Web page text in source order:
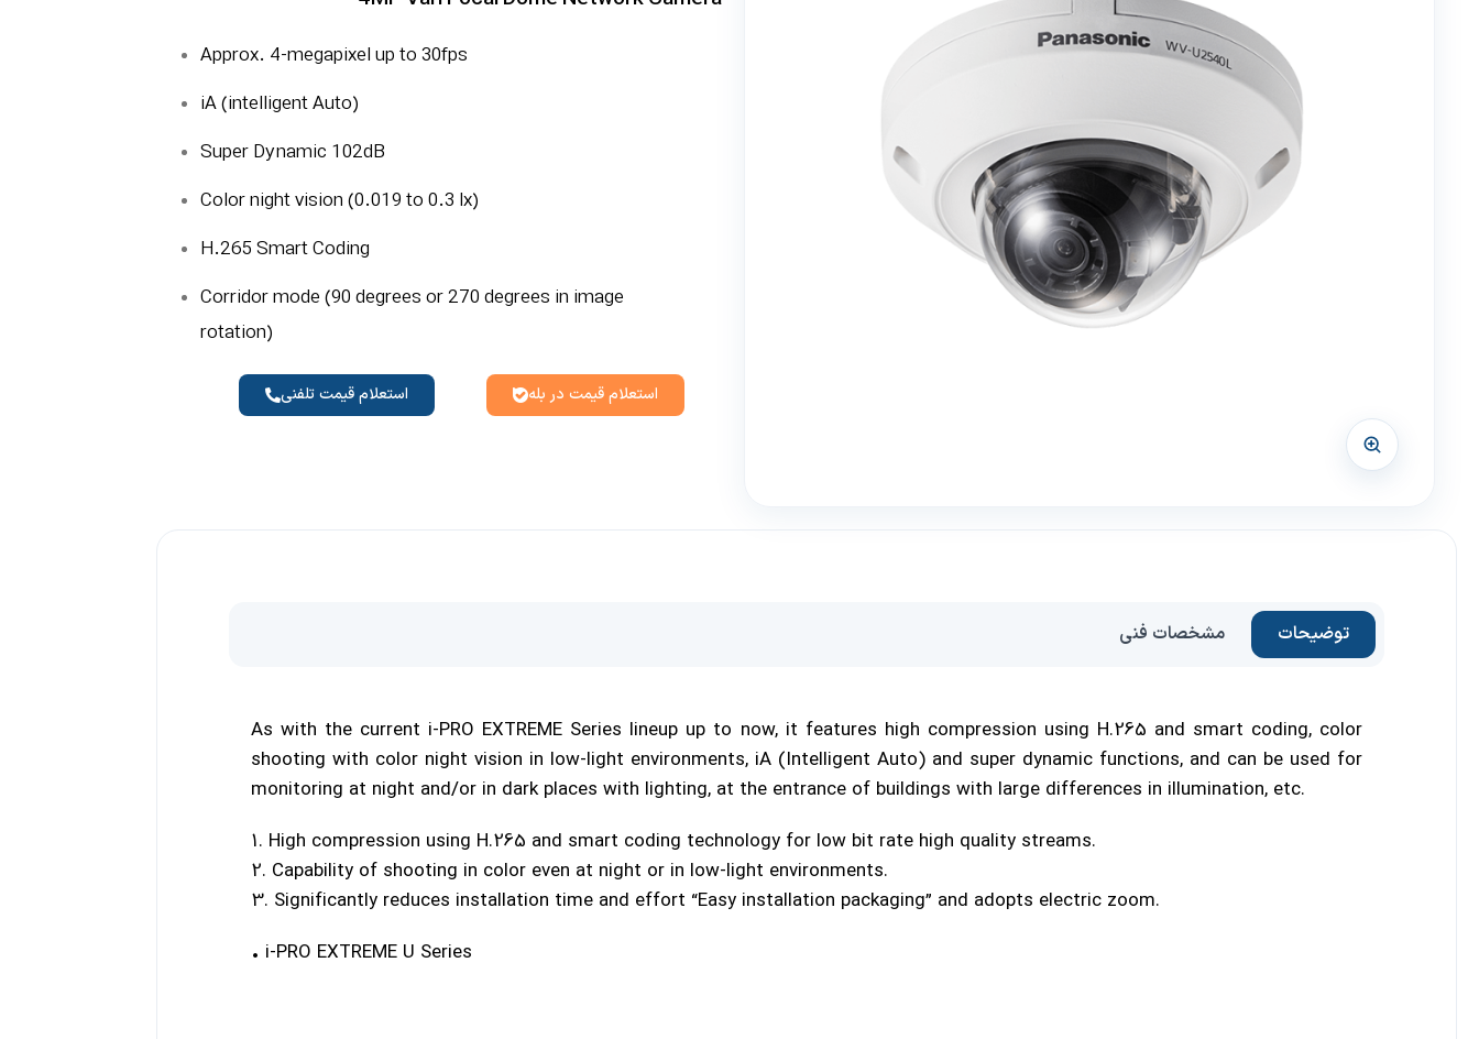
Approx. 4-megapixel up to 30fps
iA (intelligent Auto)
Super Dynamic 102dB
Color night vision (0.019 to 0.3 lx)
H.265 Smart Coding
Corridor mode (90 degrees or 270 degrees in image
rotation)
استعلام قیمت در بله استعلام قیمت تلفنی
توضیحات مشخصات فنی
As with the current i-PRO EXTREME Series lineup up to now, it features high compression using H.265 and smart coding, color
shooting with color night vision in low-light environments, iA (Intelligent Auto) and super dynamic functions, and can be used for
monitoring at night and/or in dark places with lighting, at the entrance of buildings with large differences in illumination, etc.
1. High compression using H.265 and smart coding technology for low bit rate high quality streams.
2. Capability of shooting in color even at night or in low-light environments.
3. Significantly reduces installation time and effort “Easy installation packaging” and adopts electric zoom.
• i-PRO EXTREME U Series